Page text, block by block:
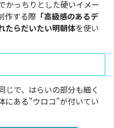
かっちりとした硬いイメー
作する際 「高級感のあるデ
たらだいたい明朝体を使い
じで、はらいの部分も細く
にある”ウロコ”が付いてい